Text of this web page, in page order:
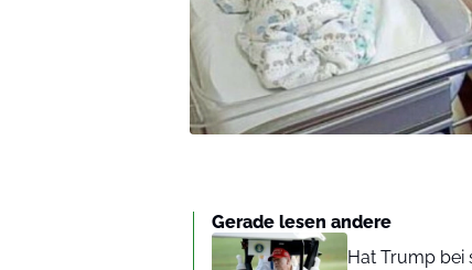
Gerade lesen andere
Hat Trump bei